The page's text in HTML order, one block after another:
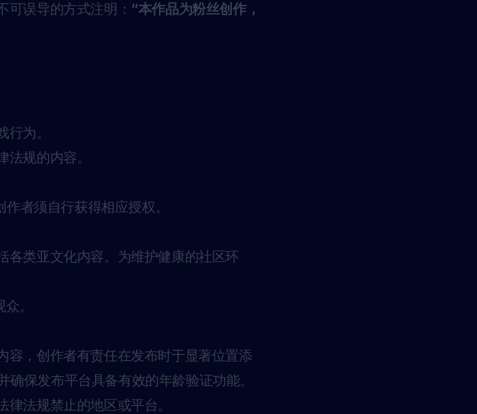
可误导的方式注明： “本作品为粉丝创作，
为。
规的内容。
者须自行获得相应授权。
各类亚文化内容。为维护健康的社区环
。
容，创作者有责任在发布时于显著位置添
确保发布平台具备有效的年龄验证功能。
法规禁止的地区或平台。